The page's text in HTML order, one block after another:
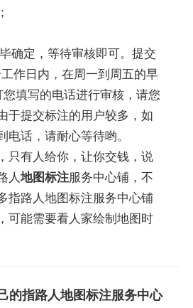
确定，等待审核即可。提交
作日内，在周一到周五的早
您填写的电话进行审核，请您
于提交标注的用户较多，如
话，请耐心等待哟。
只有人给你，让你交钱，说
人地图标注服务中心铺，不
指路人地图标注服务中心铺
可能需要看人家绘制地图时
的指路人地图标注服务中心